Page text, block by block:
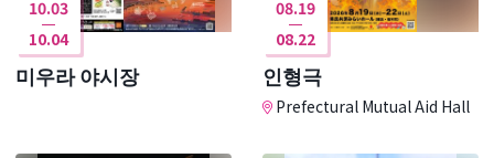
10.03
10.04
미우라 야시장
08.19
08.22
인형극
Prefectural Mutual Aid Hall